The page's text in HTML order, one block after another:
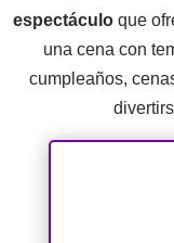
espectáculo que
una cena con
cumpleaños,